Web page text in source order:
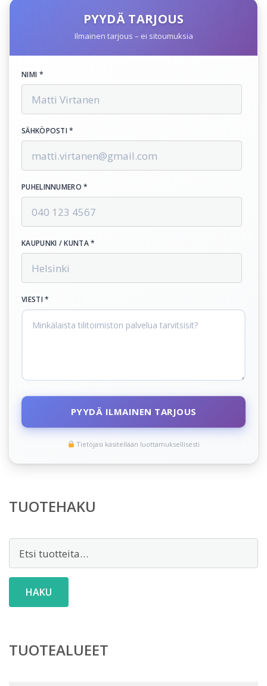
PYYDÄ TARJOUS
Ilmainen tarjous – ei sitoumuksia
NIMI *
SÄHKÖPOSTI *
PUHELINNUMERO *
KAUPUNKI / KUNTA *
VIESTI *
PYYDÄ ILMAINEN TARJOUS
Tietojasi käsitellään luottamuksellisesti
TUOTEHAKU
HAKU
TUOTEALUEET